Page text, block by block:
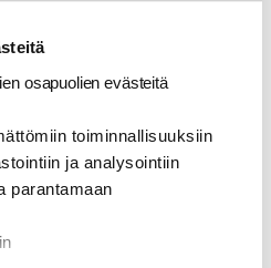
osapuolien evästeitä
toiminnallisuuksiin
ja analysointiin
parantamaan
on jo selvästi nähtävissä,
on uskallettu ottaa,
ehdokkaista.
radioiden kattojärjestö,